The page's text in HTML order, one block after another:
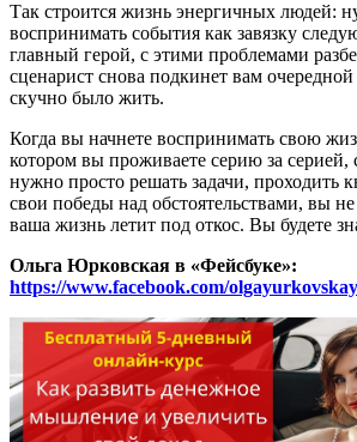
Так строится жизнь энергичных людей:
воспринимать события как завязку
главный герой, с этими проблемами
сценарист снова подкинет вам
скучно было жить.
Когда вы начнете воспринимать свою
котором вы проживаете серию за серией,
нужно просто решать задачи, проходить
свои победы над обстоятельствами, вы не
ваша жизнь летит под откос. Вы будете
Ольга Юрковская в «Фейсбуке»:
https://www.facebook.com/